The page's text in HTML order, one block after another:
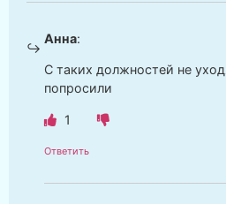
Анна:
С таких должностей не
попросили
1
Ответить